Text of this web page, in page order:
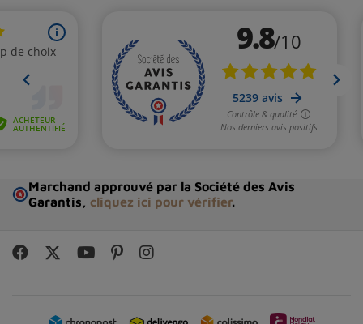
Marchand approuvé par la Société des Avis
Garantis, cliquez ici pour vérifier.